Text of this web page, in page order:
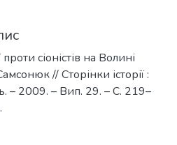
сіоністів на Волині
// Сторінки історії :
– 2009. – Вип. 29. – С. 219–